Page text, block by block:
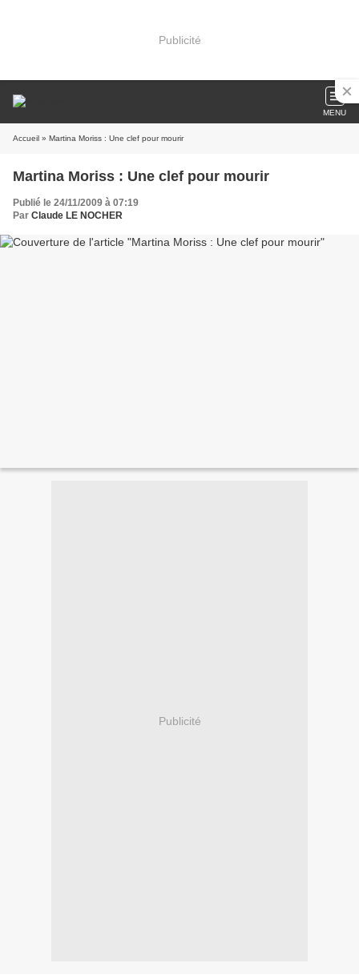
Publicité
MENU
Accueil » Martina Moriss : Une clef pour mourir
Martina Moriss : Une clef pour mourir
Publié le 24/11/2009 à 07:19
Par Claude LE NOCHER
Publicité